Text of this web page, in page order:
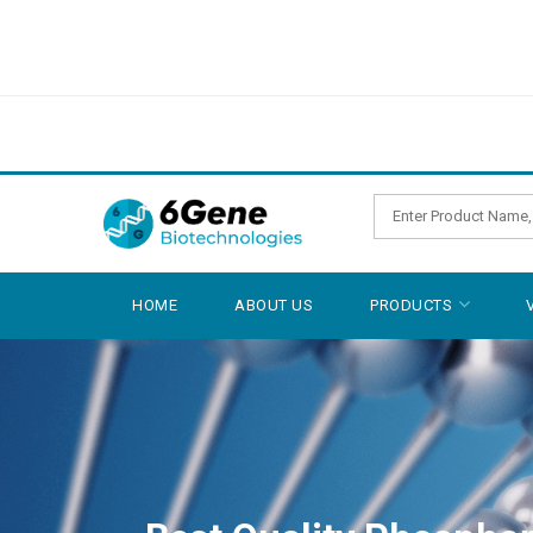
HOME ABOUT US PRODUCTS